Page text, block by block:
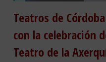
Teatros de
con la celebración
Teatro de la